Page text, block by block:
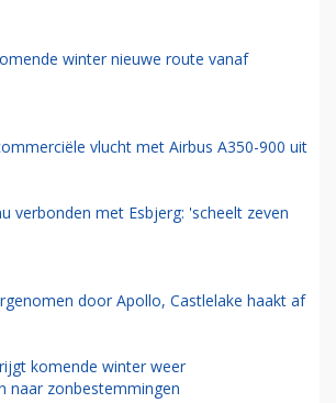
winter nieuwe route vanaf
vlucht met Airbus A350-900 uit
verbonden met Esbjerg: 'scheelt zeven
door Apollo, Castlelake haakt af
komende winter weer
naar zonbestemmingen